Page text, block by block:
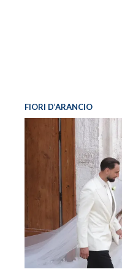
FIORI D’ARANCIO